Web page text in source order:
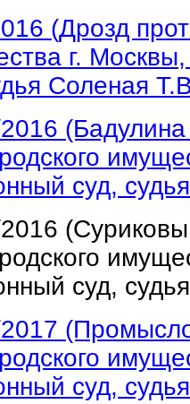
(Дрозд
г.
Соленая
(Бадулина
суд,
(Суриковы
суд,
суд,